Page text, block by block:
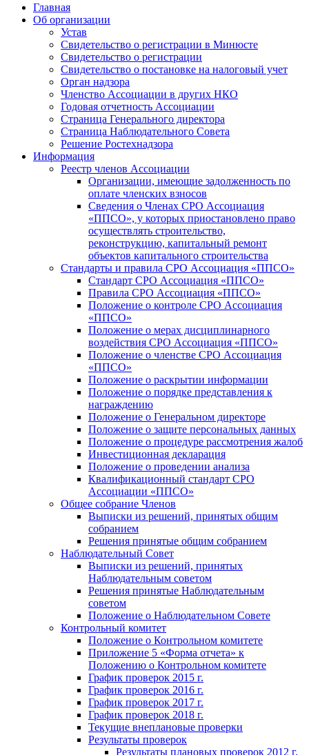
Главная
Об организации
Устав
Свидетельство о регистрации в Минюсте
Свидетельство о регистрации
Свидетельство о постановке на налоговый учет
Орган надзора
Членство Ассоциации в других НКО
Годовая отчетность Ассоциации
Страница Генерального директора
Страница Наблюдательного Совета
Решение Ростехнадзора
Информация
Реестр членов Ассоциации
Организации, имеющие задолженность по
оплате членских взносов
Сведения о Членах СРО Ассоциация
«ППСО», у которых приостановлено право
осуществлять строительство,
реконструкцию, капитальный ремонт
объектов капитального строительства
Стандарты и правила СРО Ассоциация «ППСО»
Стандарт СРО Ассоциация «ППСО»
Правила СРО Ассоциация «ППСО»
Положение о контроле СРО Ассоциация
«ППСО»
Положение о мерах дисциплинарного
воздействия СРО Ассоциация «ППСО»
Положение о членстве СРО Ассоциация
«ППСО»
Положение о раскрытии информации
Положение о порядке представления к
награждению
Положение о Генеральном директоре
Положение о защите персональных данных
Положение o процедуре рассмотрения жалоб
Инвестиционная декларация
Положение о проведении анализа
Квалификационный стандарт СРО
Ассоциации «ППСО»
Общее собрание Членов
Выписки из решений, принятых общим
собранием
Решения принятые общим собранием
Наблюдательный Совет
Выписки из решений, принятых
Наблюдательным советом
Решения принятые Наблюдательным
советом
Положение о Наблюдательном Совете
Контрольный комитет
Положение о Контрольном комитете
Приложение 5 «Форма отчета» к
Положению о Контрольном комитете
График проверок 2015 г.
График проверок 2016 г.
График проверок 2017 г.
График проверок 2018 г.
Текущие внеплановые проверки
Результаты проверок
Результаты плановых проверок 2012 г.